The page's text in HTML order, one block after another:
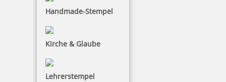
Handmade-Stempel
Kirche & Glaube
Lehrerstempel